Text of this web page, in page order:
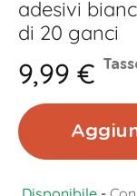
adesivi
di 20 ganci
9,99 €